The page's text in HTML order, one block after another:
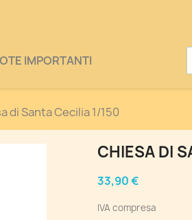
IMPORTANTI
di Santa Cecilia 1/150
CHIESA DI
33,90 €
IVA compresa